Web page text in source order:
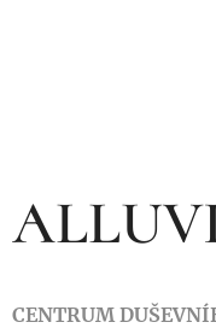
CENTRUM